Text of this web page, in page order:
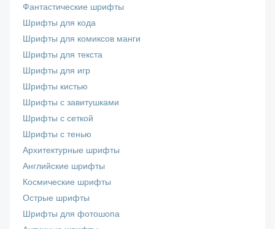
Фантастические шрифты
Шрифты для кода
Шрифты для комиксов манги
Шрифты для текста
Шрифты для игр
Шрифты кистью
Шрифты с завитушками
Шрифты с сеткой
Шрифты с тенью
Архитектурные шрифты
Английские шрифты
Космические шрифты
Острые шрифты
Шрифты для фотошопа